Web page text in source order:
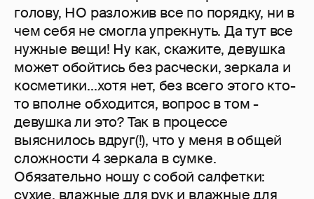
голову, НО разложив все по порядку, ни в
чем себя не смогла упрекнуть. Да тут все
нужные вещи! Ну как, скажите, девушка
может обойтись без расчески, зеркала и
косметики...хотя нет, без всего этого кто-
то вполне обходится, вопрос в том -
девушка ли это? Так в процессе
выяснилось вдруг(!), что у меня в общей
сложности 4 зеркала в сумке.
Обязательно ношу с собой салфетки:
сухие, влажные для рук и влажные для